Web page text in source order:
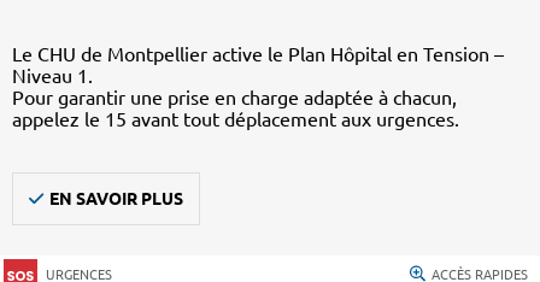
Le CHU de Montpellier active le Plan Hôpital en Tension –
Niveau 1.
Pour garantir une prise en charge adaptée à chacun,
appelez le 15 avant tout déplacement aux urgences.
EN SAVOIR PLUS
URGENCES ACCÈS RAPIDES